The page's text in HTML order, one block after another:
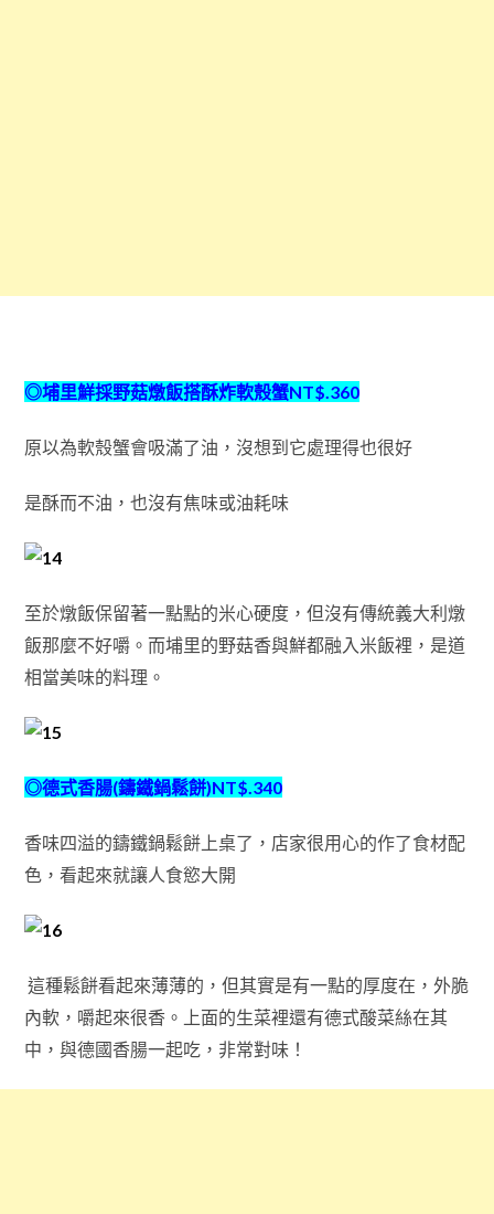
◎埔里鮮採野菇燉飯搭酥炸軟殼蟹NT$.360
原以為軟殼蟹會吸滿了油，沒想到它處理得也很好
是酥而不油，也沒有焦味或油耗味
至於燉飯保留著一點點的米心硬度，但沒有傳統義大利燉
飯那麼不好嚼。而埔里的野菇香與鮮都融入米飯裡，是道
相當美味的料理。
◎德式香腸(鑄鐵鍋鬆餅)NT$.340
香味四溢的鑄鐵鍋鬆餅上桌了，店家很用心的作了食材配
色，看起來就讓人食慾大開
這種鬆餅看起來薄薄的，但其實是有一點的厚度在，外脆
內軟，嚼起來很香。上面的生菜裡還有德式酸菜絲在其
中，與德國香腸一起吃，非常對味！